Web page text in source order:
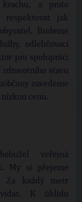
a proto
jak
Budeme
odlehčovací
pro spolupráci
stavu
zavedeme
cenu.
veřejná
My si přejeme
Za každý metr
K úklidu